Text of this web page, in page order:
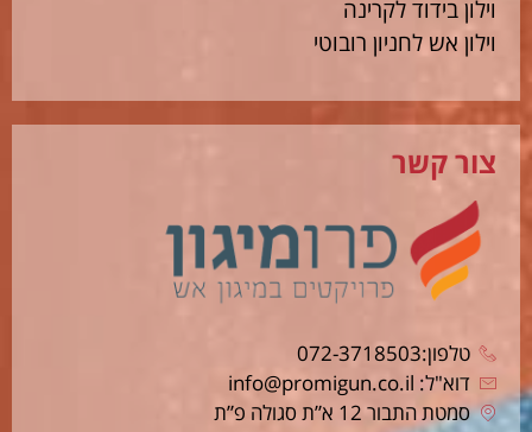
וילון בידוד לקרינה
וילון אש לחניון רובוטי
צור קשר
טלפון:072-3718503
דוא"ל: info@promigun.co.il
סמטת התבור 12 א”ת סגולה פ”ת